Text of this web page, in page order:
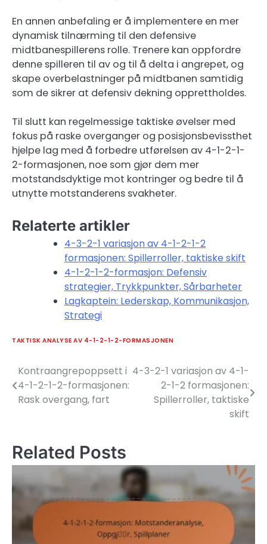
En annen anbefaling er å implementere en mer
dynamisk tilnærming til den defensive
midtbanespillerens rolle. Trenere kan oppfordre
denne spilleren til av og til å delta i angrepet, og
skape overbelastninger på midtbanen samtidig
som de sikrer at defensiv dekning opprettholdes.
Til slutt kan regelmessige taktiske øvelser med
fokus på raske overganger og posisjonsbevissthet
hjelpe lag med å forbedre utførelsen av 4-1-2-1-
2-formasjonen, noe som gjør dem mer
motstandsdyktige mot kontringer og bedre til å
utnytte motstanderens svakheter.
Relaterte artikler
4-3-2-1 variasjon av 4-1-2-1-2
formasjonen: Spillerroller, taktiske skift
4-1-2-1-2-formasjon: Defensiv
strategier, Trykkpunkter, Sårbarheter
Lagkaptein: Lederskap, Kommunikasjon,
Strategi
TAKTISK ANALYSE AV 4-1-2-1-2-FORMASJONEN
Post
navigation
Kontraangrepoppsett i
4-1-2-1-2-formasjonen:
Rask overgang, fart
4-3-2-1 variasjon av 4-1-
2-1-2 formasjonen:
Spillerroller, taktiske
skift
Related Posts